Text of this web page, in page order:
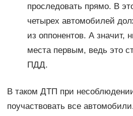
проследовать прямо. В
четырех автомобилей
из оппонентов. А значит,
места первым, ведь это
ПДД.
В таком ДТП при
поучаствовать все